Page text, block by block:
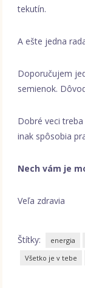
tekutín.
A ešte jedna
Doporučujem
semienok.
Dobré veci
inak spôsobia
Nech vám je
Veľa zdravia
Štítky: energia
Všetko je v tebe